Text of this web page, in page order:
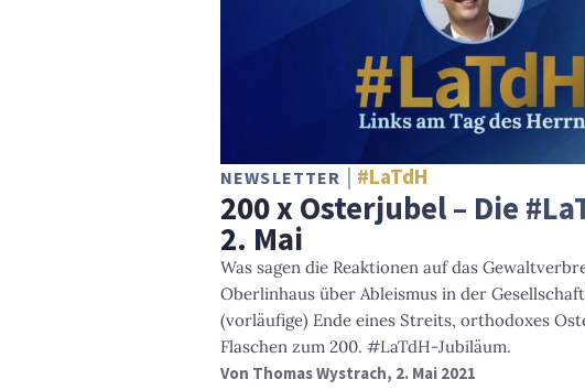
NEWSLETTER #LaTdH
200 x Osterjubel – Die
2. Mai
Was sagen die Reaktionen auf das
Oberlinhaus über Ableismus in der
(vorläufige) Ende eines Streits, orthodoxes
Flaschen zum 200. #LaTdH-Jubiläum.
Von Thomas Wystrach, 2. Mai 2021